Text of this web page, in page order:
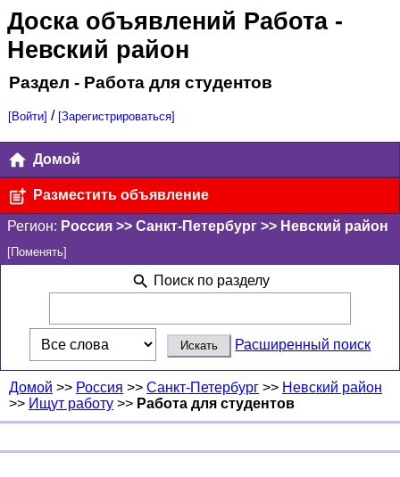
Доска объявлений Работа-
Невский район
Раздел - Работа для студентов
[Войти] / [Зарегистрироваться]
Домой
Разместить объявление
Регион: Россия >> Санкт-Петербург >> Невский район
[Поменять]
Поиск по разделу
Расширенный поиск
Домой >> Россия >> Санкт-Петербург >> Невский район
>> Ищут работу >> Работа для студентов